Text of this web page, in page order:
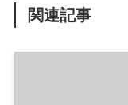
関連記事